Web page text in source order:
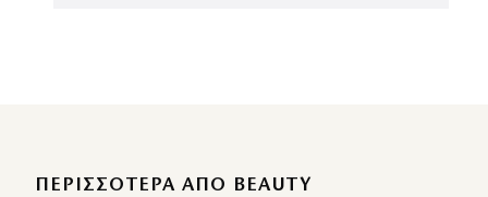
ΠΕΡΙΣΣΌΤΕΡΑ ΑΠΌ BEAUTY